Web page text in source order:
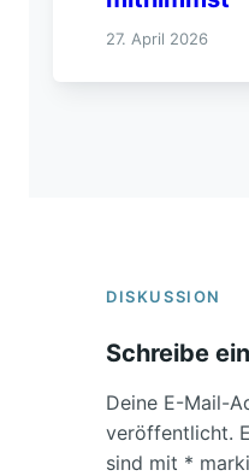
27. April 2026
DISKUSSION
Schreibe
Deine E-Mail-
veröffentlicht.
sind mit *